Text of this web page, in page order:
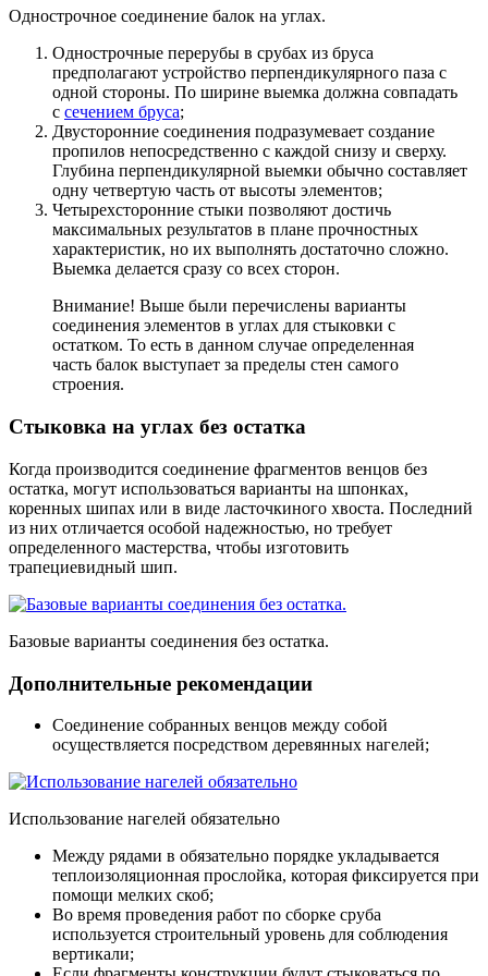
Однострочное соединение балок на углах.
Однострочные перерубы в срубах из бруса
предполагают устройство перпендикулярного паза с
одной стороны. По ширине выемка должна совпадать
с сечением бруса;
Двусторонние соединения подразумевает создание
пропилов непосредственно с каждой снизу и сверху.
Глубина перпендикулярной выемки обычно составляет
одну четвертую часть от высоты элементов;
Четырехсторонние стыки позволяют достичь
максимальных результатов в плане прочностных
характеристик, но их выполнять достаточно сложно.
Выемка делается сразу со всех сторон.
Внимание! Выше были перечислены варианты
соединения элементов в углах для стыковки с
остатком. То есть в данном случае определенная
часть балок выступает за пределы стен самого
строения.
Стыковка на углах без остатка
Когда производится соединение фрагментов венцов без
остатка, могут использоваться варианты на шпонках,
коренных шипах или в виде ласточкиного хвоста. Последний
из них отличается особой надежностью, но требует
определенного мастерства, чтобы изготовить
трапециевидный шип.
Базовые варианты соединения без остатка.
Дополнительные рекомендации
Соединение собранных венцов между собой
осуществляется посредством деревянных нагелей;
Использование нагелей обязательно
Между рядами в обязательно порядке укладывается
теплоизоляционная прослойка, которая фиксируется при
помощи мелких скоб;
Во время проведения работ по сборке сруба
используется строительный уровень для соблюдения
вертикали;